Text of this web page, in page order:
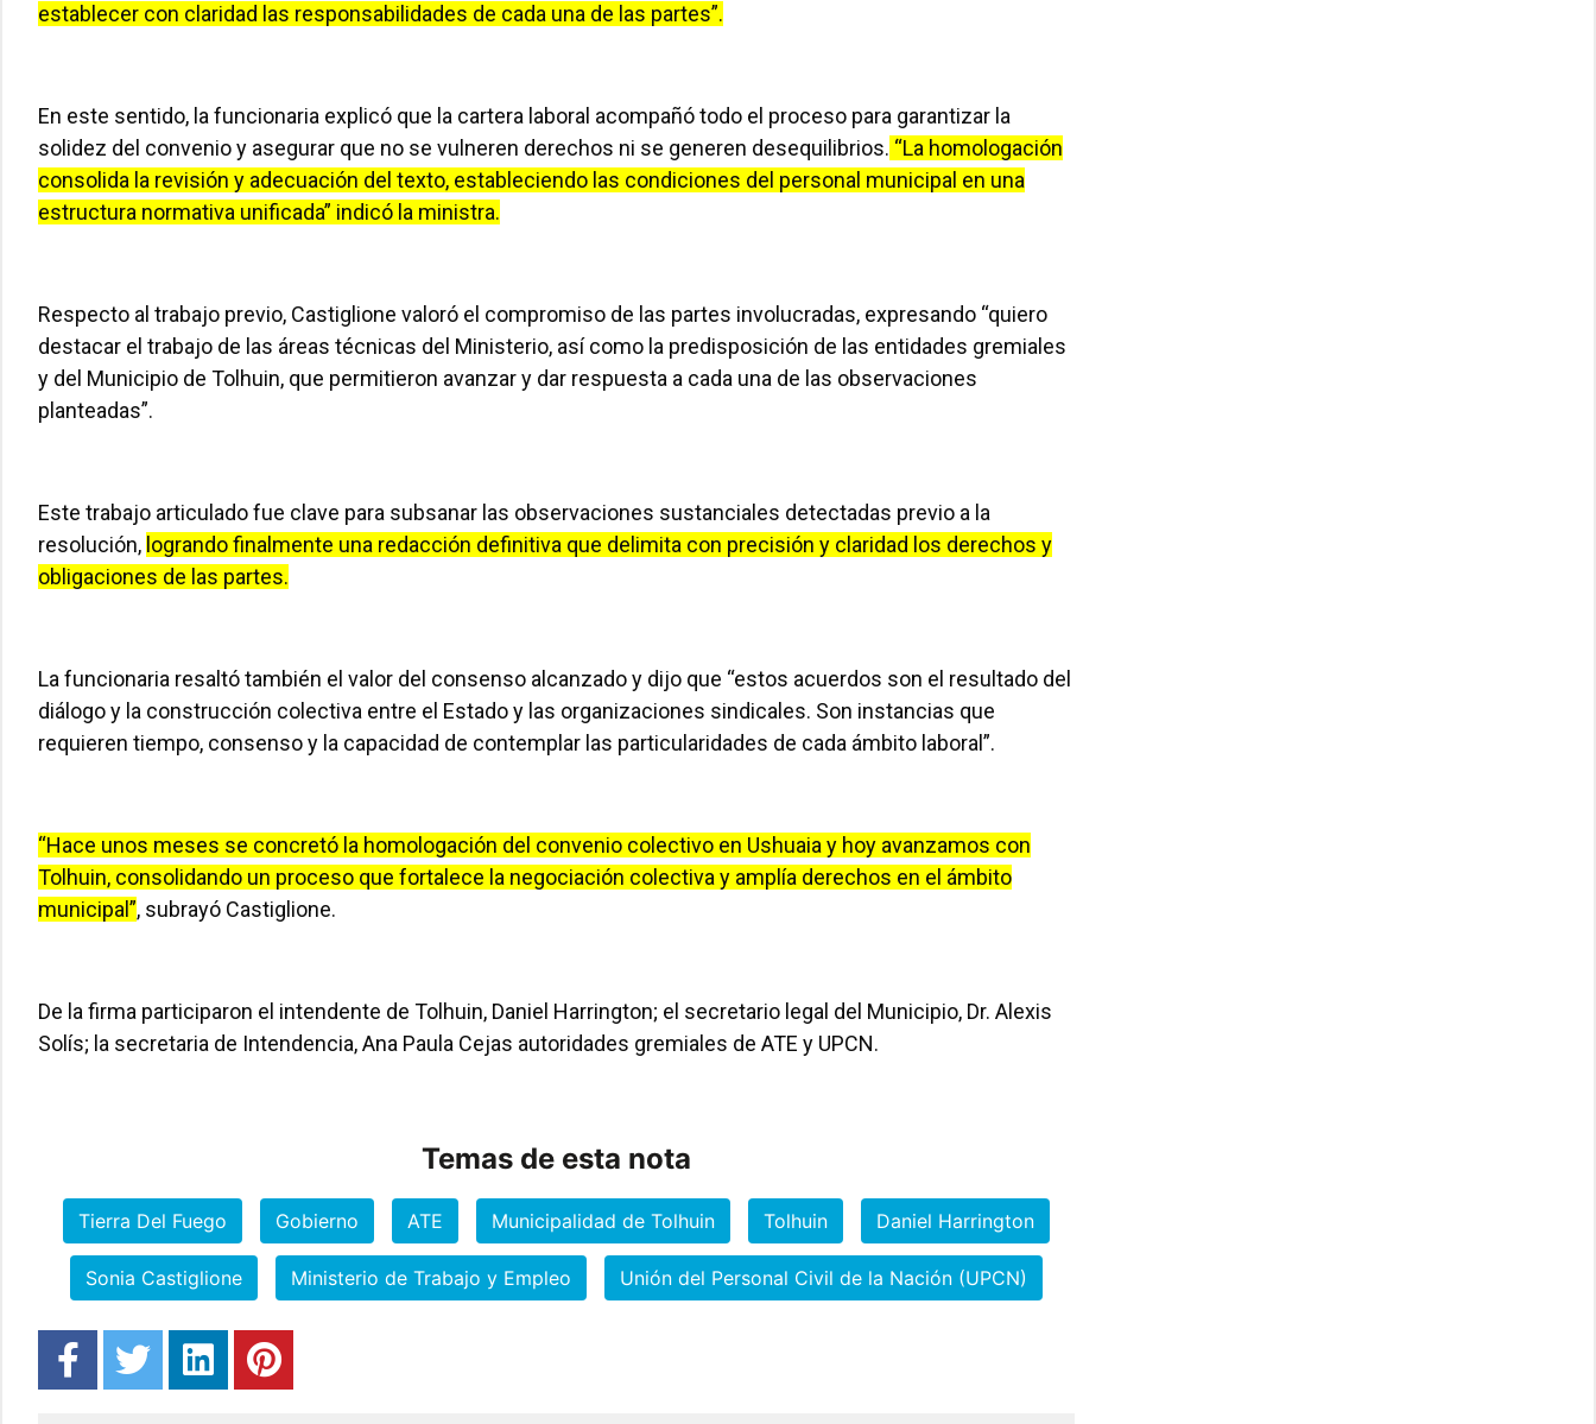
establecer con claridad las responsabilidades de cada una de las partes”.
En este sentido, la funcionaria explicó que la cartera laboral acompañó todo el proceso para garantizar la
solidez del convenio y asegurar que no se vulneren derechos ni se generen desequilibrios. “La homologación
consolida la revisión y adecuación del texto, estableciendo las condiciones del personal municipal en una
estructura normativa unificada” indicó la ministra.
Respecto al trabajo previo, Castiglione valoró el compromiso de las partes involucradas, expresando “quiero
destacar el trabajo de las áreas técnicas del Ministerio, así como la predisposición de las entidades gremiales
y del Municipio de Tolhuin, que permitieron avanzar y dar respuesta a cada una de las observaciones
planteadas”.
Este trabajo articulado fue clave para subsanar las observaciones sustanciales detectadas previo a la
resolución, logrando finalmente una redacción definitiva que delimita con precisión y claridad los derechos y
obligaciones de las partes.
La funcionaria resaltó también el valor del consenso alcanzado y dijo que “estos acuerdos son el resultado del
diálogo y la construcción colectiva entre el Estado y las organizaciones sindicales. Son instancias que
requieren tiempo, consenso y la capacidad de contemplar las particularidades de cada ámbito laboral”.
“Hace unos meses se concretó la homologación del convenio colectivo en Ushuaia y hoy avanzamos con
Tolhuin, consolidando un proceso que fortalece la negociación colectiva y amplía derechos en el ámbito
municipal”, subrayó Castiglione.
De la firma participaron el intendente de Tolhuin, Daniel Harrington; el secretario legal del Municipio, Dr. Alexis
Solís; la secretaria de Intendencia, Ana Paula Cejas autoridades gremiales de ATE y UPCN.
Temas de esta nota
Tierra Del Fuego Gobierno ATE Municipalidad de Tolhuin Tolhuin Daniel Harrington
Sonia Castiglione Ministerio de Trabajo y Empleo Unión del Personal Civil de la Nación (UPCN)